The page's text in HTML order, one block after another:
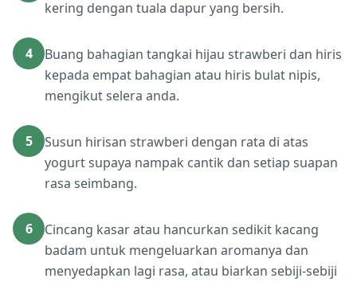
kering dengan tuala dapur yang bersih.
4
Buang bahagian tangkai hijau strawberi dan hiris
kepada empat bahagian atau hiris bulat nipis,
mengikut selera anda.
5
Susun hirisan strawberi dengan rata di atas
yogurt supaya nampak cantik dan setiap suapan
rasa seimbang.
6
Cincang kasar atau hancurkan sedikit kacang
badam untuk mengeluarkan aromanya dan
menyedapkan lagi rasa, atau biarkan sebiji-sebiji